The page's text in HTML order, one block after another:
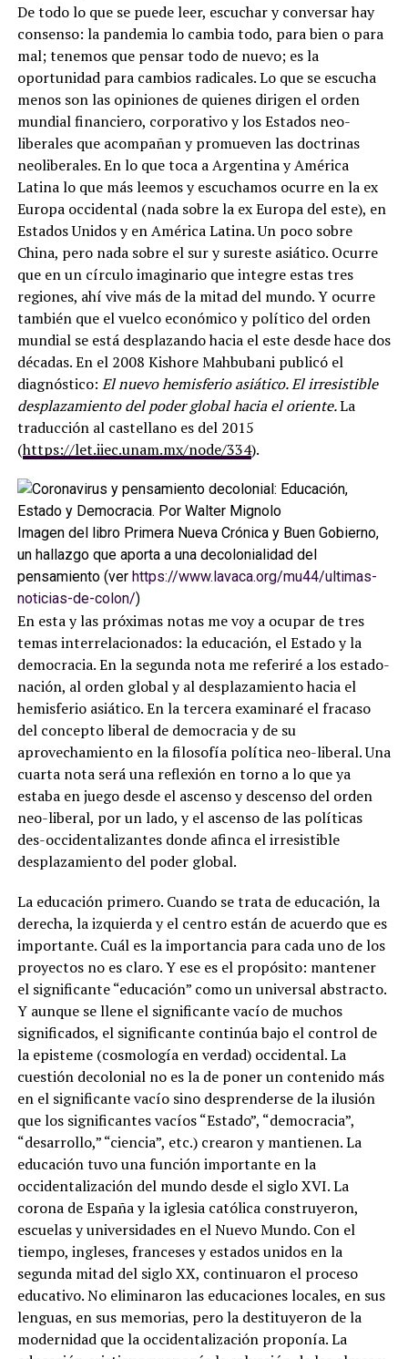
De todo lo que se puede leer, escuchar y conversar hay
consenso: la pandemia lo cambia todo, para bien o para
mal; tenemos que pensar todo de nuevo; es la
oportunidad para cambios radicales. Lo que se escucha
menos son las opiniones de quienes dirigen el orden
mundial financiero, corporativo y los Estados neo-
liberales que acompañan y promueven las doctrinas
neoliberales. En lo que toca a Argentina y América
Latina lo que más leemos y escuchamos ocurre en la ex
Europa occidental (nada sobre la ex Europa del este), en
Estados Unidos y en América Latina. Un poco sobre
China, pero nada sobre el sur y sureste asiático. Ocurre
que en un círculo imaginario que integre estas tres
regiones, ahí vive más de la mitad del mundo. Y ocurre
también que el vuelco económico y político del orden
mundial se está desplazando hacia el este desde hace dos
décadas. En el 2008 Kishore Mahbubani publicó el
diagnóstico: El nuevo hemisferio asiático. El irresistible
desplazamiento del poder global hacia el oriente.La
traducción al castellano es del 2015
(https://let.iiec.unam.mx/node/334).
Imagen del libro Primera Nueva Crónica y Buen Gobierno,
un hallazgo que aporta a una decolonialidad del
pensamiento (ver https://www.lavaca.org/mu44/ultimas-
noticias-de-colon/)
En esta y las próximas notas me voy a ocupar de tres
temas interrelacionados: la educación, el Estado y la
democracia. En la segunda nota me referiré a los estado-
nación, al orden global y al desplazamiento hacia el
hemisferio asiático. En la tercera examinaré el fracaso
del concepto liberal de democracia y de su
aprovechamiento en la filosofía política neo-liberal. Una
cuarta nota será una reflexión en torno a lo que ya
estaba en juego desde el ascenso y descenso del orden
neo-liberal, por un lado, y el ascenso de las políticas
des-occidentalizantes donde afinca el irresistible
desplazamiento del poder global.
La educación primero. Cuando se trata de educación, la
derecha, la izquierda y el centro están de acuerdo que es
importante. Cuál es la importancia para cada uno de los
proyectos no es claro. Y ese es el propósito: mantener
el significante “educación” como un universal abstracto.
Y aunque se llene el significante vacío de muchos
significados, el significante continúa bajo el control de
la episteme (cosmología en verdad) occidental. La
cuestión decolonial no es la de poner un contenido más
en el significante vacío sino desprenderse de la ilusión
que los significantes vacíos “Estado”, “democracia”,
“desarrollo,” “ciencia”, etc.) crearon y mantienen. La
educación tuvo una función importante en la
occidentalización del mundo desde el siglo XVI. La
corona de España y la iglesia católica construyeron,
escuelas y universidades en el Nuevo Mundo. Con el
tiempo, ingleses, franceses y estados unidos en la
segunda mitad del siglo XX, continuaron el proceso
educativo. No eliminaron las educaciones locales, en sus
lenguas, en sus memorias, pero la destituyeron de la
modernidad que la occidentalización proponía. La